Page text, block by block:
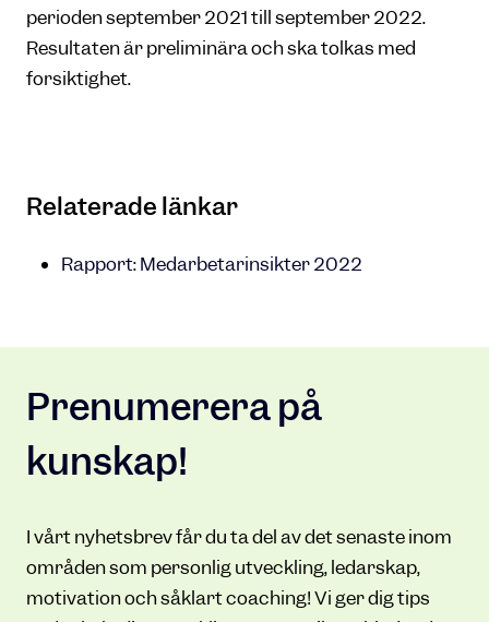
perioden september 2021 till september 2022.
Resultaten är preliminära och ska tolkas med
försiktighet.
Relaterade länkar
Rapport: Medarbetarinsikter 2022
Prenumerera på
kunskap!
I vårt nyhetsbrev får du ta del av det senaste inom
områden som personlig utveckling, ledarskap,
motivation och såklart coaching! Vi ger dig tips